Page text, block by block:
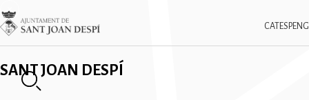
Pasar
al
contenido
SANT JOAN DESPÍ
CAT ESPENG
Imatge
✕